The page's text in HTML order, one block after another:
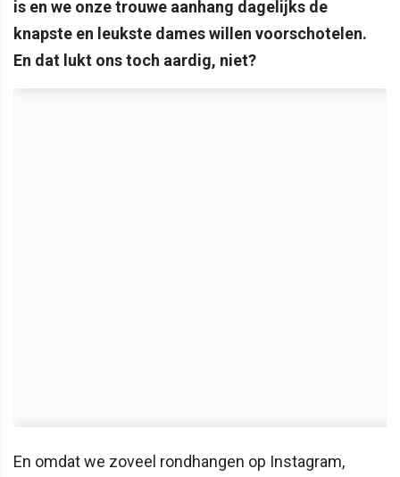
is en we onze trouwe aanhang dagelijks de
knapste en leukste dames willen voorschotelen.
En dat lukt ons toch aardig, niet?
En omdat we zoveel rondhangen op Instagram,